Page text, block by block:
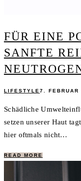
FÜR EINE
SANFTE
LIFESTYLE7. FEBRUAR
Schädliche
setzen unserer Haut
hier oftmals nicht…
READ MORE